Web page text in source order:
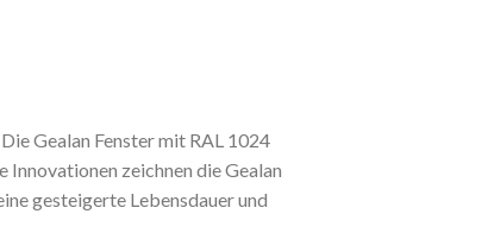
Gealan Fenster mit RAL 1024
zeichnen die Gealan
gesteigerte Lebensdauer und